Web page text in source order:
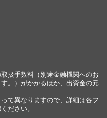
扱手数料（別途金融機関へのお
。）がかかるほか、出資金の元
て異なりますので、詳細は各フ
ださい。